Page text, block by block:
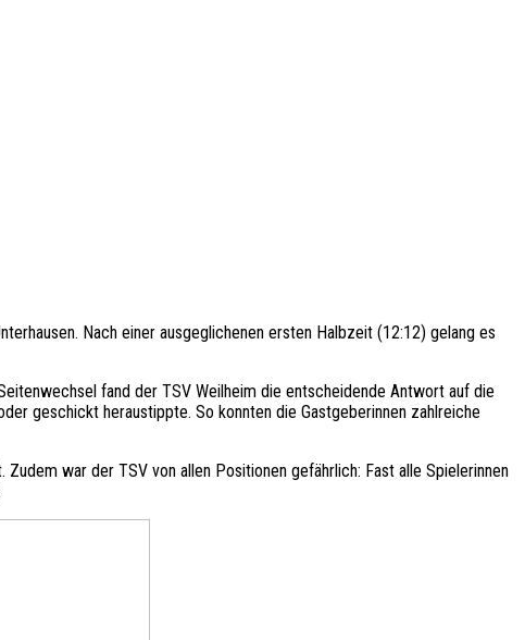
Nach einer ausgeglichenen ersten Halbzeit (12:12) gelang es
fand der TSV Weilheim die entscheidende Antwort auf die
geschickt heraustippte. So konnten die Gastgeberinnen zahlreiche
war der TSV von allen Positionen gefährlich: Fast alle Spielerinnen